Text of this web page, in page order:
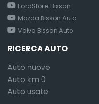
FordStore Bisson
Mazda Bisson Auto
Volvo Bisson Auto
RICERCA AUTO
Auto nuove
Auto km 0
Auto usate